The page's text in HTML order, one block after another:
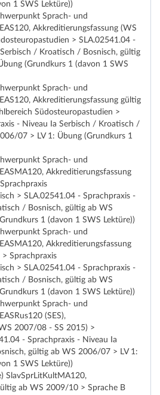
1 SWS Lektüre))
Sprach- und
Akkreditierungsfassung (WS
> SLA.02541.04 -
/ Kroatisch / Bosnisch, gültig
(Grundkurs 1 (davon 1 SWS
Sprach- und
Akkreditierungsfassung gültig
Südosteuropastudien >
- Niveau Ia Serbisch / Kroatisch /
07 > LV 1: Übung (Grundkurs 1
Sprach- und
Akkreditierungsfassung
> SLA.02541.04 - Sprachpraxis -
/ Bosnisch, gültig ab WS
1 (davon 1 SWS Lektüre))
Sprach- und
Akkreditierungsfassung
Sprachpraxis
> SLA.02541.04 - Sprachpraxis -
/ Bosnisch, gültig ab WS
1 (davon 1 SWS Lektüre))
Sprach- und
(SES),
2007/08 - SS 2015) >
- Sprachpraxis - Niveau Ia
gültig ab WS 2006/07 > LV 1:
1 SWS Lektüre))
SlavSprLitKultMA120,
ab WS 2009/10 > Sprache B